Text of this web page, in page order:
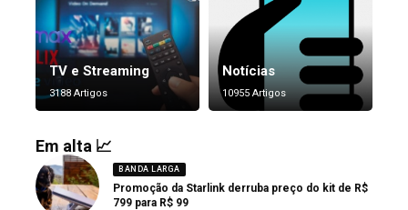
TV e Streaming
3188 Artigos
Notícias
10955 Artigos
Em alta 📈
BANDA LARGA
Promoção da Starlink derruba preço do kit de R$
799 para R$ 99